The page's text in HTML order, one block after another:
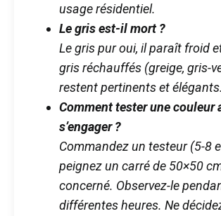
usage résidentiel.
Le gris est-il mort ?
Le gris pur oui, il paraît froid
gris réchauffés (greige, gris-
restent pertinents et élégants.
Comment tester une couleur
s’engager ?
Commandez un testeur (5-8
peignez un carré de 50×50
concerné. Observez-le
différentes heures. Ne